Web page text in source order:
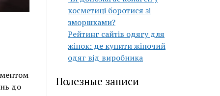
до
косметиці боротися зі
зморшками?
Рейтинг сайтів одягу для
жінок: де купити жіночий
одяг від виробника
Полезные записи